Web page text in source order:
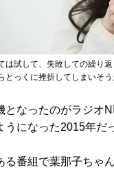
は試して、失敗しての繰り
とっくに挫折してしまいそ
なったのがラジオ
うになった2015年だ
番組で葉那子ちゃ